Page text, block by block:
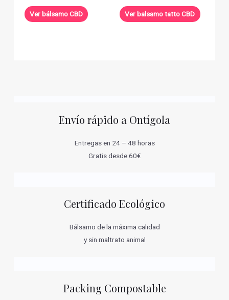
de 5
Ver bálsamo CBD
de 5
Ver balsamo tatto CBD
Envío rápido a Ontígola
Entregas en 24 – 48 horas
Gratis desde 60€
Certificado Ecológico
Bálsamo de la máxima calidad
y sin maltrato animal
Packing Compostable